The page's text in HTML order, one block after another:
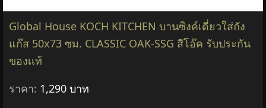
Global House KOCH KITCHEN บานซิงค์เดี่ยวใส่ถัง
แก๊ส 50x73 ซม. CLASSIC OAK-SSG สีโอ๊ค รับประกัน
ของเเท้
ราคา: 1,290 บาท